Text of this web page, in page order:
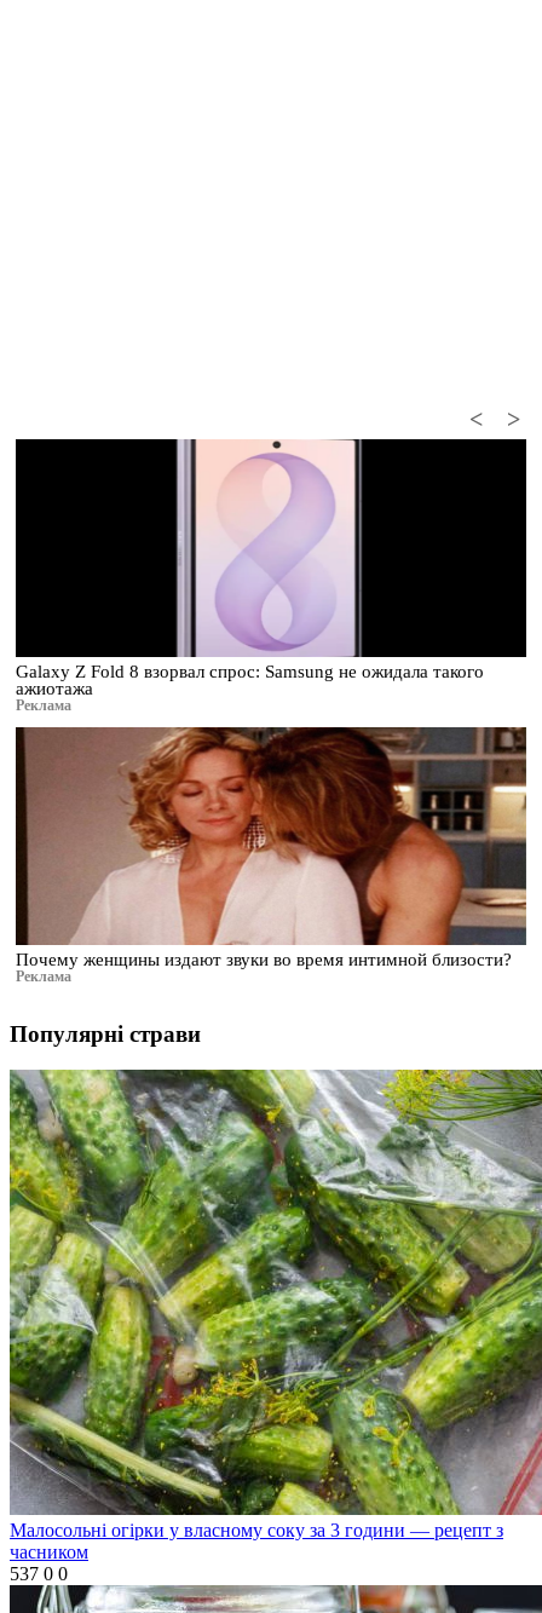
>
<
Galaxy Z Fold 8 взорвал спрос: Samsung не ожидала такого
ажиотажа
Реклама
Почему женщины издают звуки во время интимной близости?
Реклама
Популярні страви
Малосольні огірки у власному соку за 3 години — рецепт з
часником
537 0 0